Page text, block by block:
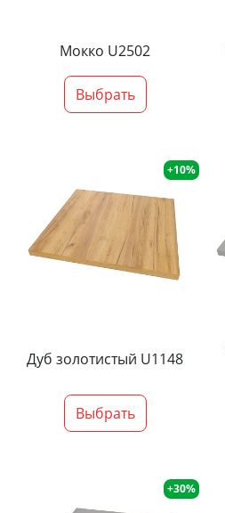
Мокко U2502
Выбрать
+10%
Дуб золотистый U1148
Выбрать
+30%